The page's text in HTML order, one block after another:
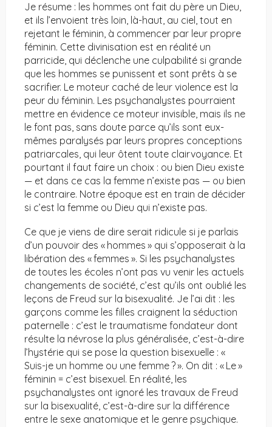
Je résume : les hommes ont fait du père un Dieu,
et ils l’envoient très loin, là-haut, au ciel, tout en
rejetant le féminin, à commencer par leur propre
féminin. Cette divinisation est en réalité un
parricide, qui déclenche une culpabilité si grande
que les hommes se punissent et sont prêts à se
sacrifier. Le moteur caché de leur violence est la
peur du féminin. Les psychanalystes pourraient
mettre en évidence ce moteur invisible, mais ils ne
le font pas, sans doute parce qu’ils sont eux-
mêmes paralysés par leurs propres conceptions
patriarcales, qui leur ôtent toute clairvoyance. Et
pourtant il faut faire un choix : ou bien Dieu existe
— et dans ce cas la femme n’existe pas — ou bien
le contraire. Notre époque est en train de décider
si c’est la femme ou Dieu qui n’existe pas.
Ce que je viens de dire serait ridicule si je parlais
d’un pouvoir des « hommes » qui s’opposerait à la
libération des « femmes ». Si les psychanalystes
de toutes les écoles n’ont pas vu venir les actuels
changements de société, c’est qu’ils ont oublié les
leçons de Freud sur la bisexualité. Je l’ai dit : les
garçons comme les filles craignent la séduction
paternelle : c’est le traumatisme fondateur dont
résulte la névrose la plus généralisée, c’est-à-dire
l’hystérie qui se pose la question bisexuelle : «
Suis-je un homme ou une femme ? ». On dit : « Le »
féminin = c’est bisexuel. En réalité, les
psychanalystes ont ignoré les travaux de Freud
sur la bisexualité, c’est-à-dire sur la différence
entre le sexe anatomique et le genre psychique.